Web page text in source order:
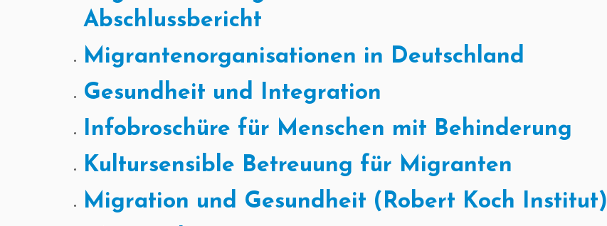
Abschlussbericht
Migrantenorganisationen in Deutschland
Gesundheit und Integration
Infobroschüre für Menschen mit Behinderung
Kultursensible Betreuung für Migranten
Migration und Gesundheit (Robert Koch Institut)